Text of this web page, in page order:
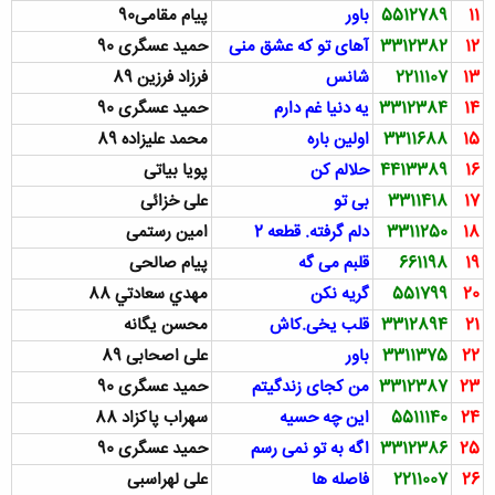
11
5512789 باور
پیام مقامی90
12
3312382 آهای تو که عشق منی
حمید عسگری 90
13
2211107 شانس
فرزاد فرزین 89
14
3312384 یه دنیا غم دارم
حمید عسگری 90
15
3311688 اولین باره
محمد علیزاده 89
16
4413389 حلالم كن
پویا بیاتی
17
3311418 بی تو
علی خزائی
18
3311250 دلم گرفته. قطعه 2
امین رستمی
19
661198 قلبم می گه
پیام صالحی
20
551799 گريه نكن
مهدي سعادتي 88
21
3312894 قلب یخی.کاش
محسن یگانه
22
3311375 باور
علی اصحابی 89
23
3312387 من کجای زندگیتم
حمید عسگری 90
24
5511140 این چه حسیه
سهراب پاکزاد 88
25
3312386 اگه به تو نمی رسم
حمید عسگری 90
26
2211007 فاصله ها
علی لهراسبی